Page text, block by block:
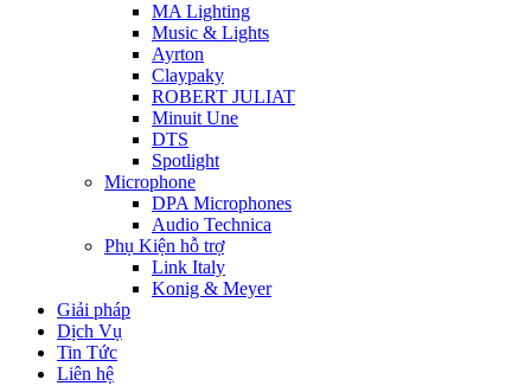
MA Lighting
Music & Lights
Ayrton
Claypaky
ROBERT JULIAT
Minuit Une
DTS
Spotlight
Microphone
DPA Microphones
Audio Technica
Phụ Kiện hỗ trợ
Link Italy
Konig & Meyer
Giải pháp
Dịch Vụ
Tin Tức
Liên hệ